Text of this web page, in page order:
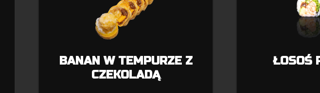
BANAN W TEMPURZE Z
CZEKOLADĄ
ŁOSOŚ